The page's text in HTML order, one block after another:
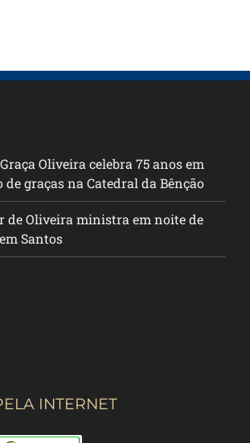
Oliveira celebra 75 anos em
de graças na Catedral da Bênção
de Oliveira ministra em noite de
Santos
INTERNET